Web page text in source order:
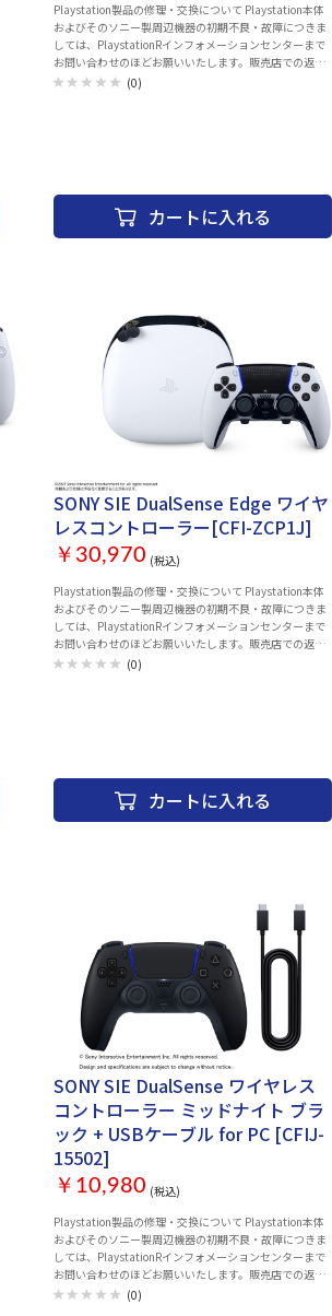
Playstation製品の修理・交換について Playstation本体
およびそのソニー製周辺機器の初期不良・故障につきま
しては、PlaystationRインフォメーションセンターまで
お問い合わせのほどお願いいたします。販売店での返
品・交換は行っておりません。 また、お買い上げいただ
DualSense®ワイヤレスコントローラーのハイパーポップ
コレクションで、ビジュアルは派手に。 ©Sony
Interactive Entertainment Inc. All rights reserved.
(0)
カートに入れる
SONY SIE DualSense Edge ワイヤ
レスコントローラー[CFI-ZCP1J]
￥30,970 (税込)
Playstation製品の修理・交換について Playstation本体
およびそのソニー製周辺機器の初期不良・故障につきま
しては、PlaystationRインフォメーションセンターまで
お問い合わせのほどお願いいたします。販売店での返
品・交換は行っておりません。 また、お買い上げいただ
・ハイドームキャップ × 2 ・ロードームキャップ × 2 ・
ハーフドーム背面ボタン × 2 ・レバー背面ボタン × 2 ・
コネクターカバー ・携帯用ケース 【保証期間】 ・お買
(0)
カートに入れる
SONY SIE DualSense ワイヤレス
コントローラー ミッドナイト ブラ
ック + USBケーブル for PC [CFIJ-
15502]
￥10,980 (税込)
Playstation製品の修理・交換について Playstation本体
およびそのソニー製周辺機器の初期不良・故障につきま
しては、PlaystationRインフォメーションセンターまで
お問い合わせのほどお願いいたします。販売店での返
品・交換は行っておりません。 また、お買い上げいただ
(0)